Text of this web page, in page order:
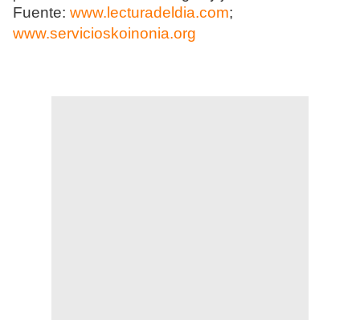
Fuente: www.lecturadeldia.com;
www.servicioskoinonia.org